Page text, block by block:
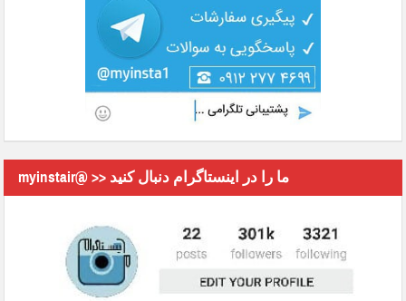
myinstair@ >> ما را در اینستاگرام دنبال کنید